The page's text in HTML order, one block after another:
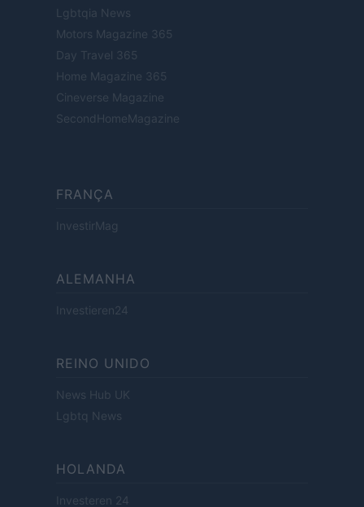
Lgbtqia News
Motors Magazine 365
Day Travel 365
Home Magazine 365
Cineverse Magazine
SecondHomeMagazine
FRANÇA
InvestirMag
ALEMANHA
Investieren24
REINO UNIDO
News Hub UK
Lgbtq News
HOLANDA
Investeren 24